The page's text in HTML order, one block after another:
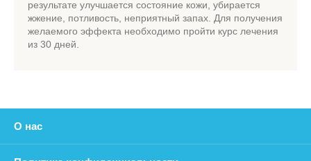
результате улучшается состояние кожи, убирается
жжение, потливость, неприятный запах. Для получения
желаемого эффекта необходимо пройти курс лечения
из 30 дней.
О нас